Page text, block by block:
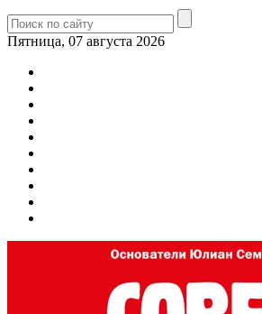
Пятница, 07 августа 2026